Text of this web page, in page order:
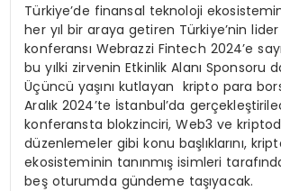
Türkiye’de finansal teknoloji
her yıl bir araya getiren Türkiye’nin
konferansı Webrazzi Fintech 2024’e
bu yılki zirvenin Etkinlik Alanı Sponsoru
Üçüncü yaşını kutlayan kripto para
Aralık 2024’te İstanbul’da
konferansta blokzinciri, Web3 ve
düzenlemeler gibi konu başlıklarını,
ekosisteminin tanınmış isimleri
beş oturumda gündeme taşıyacak.